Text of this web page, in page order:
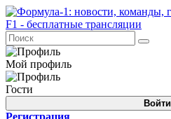
Мой профиль
Гости
Войти
Регистрация